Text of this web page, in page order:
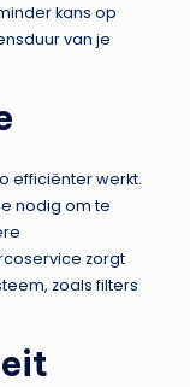
kans op
van je
efficiënter werkt.
nodig om te
zorgt
zoals filters